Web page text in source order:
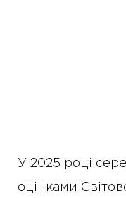
У 2025 році
оцінками